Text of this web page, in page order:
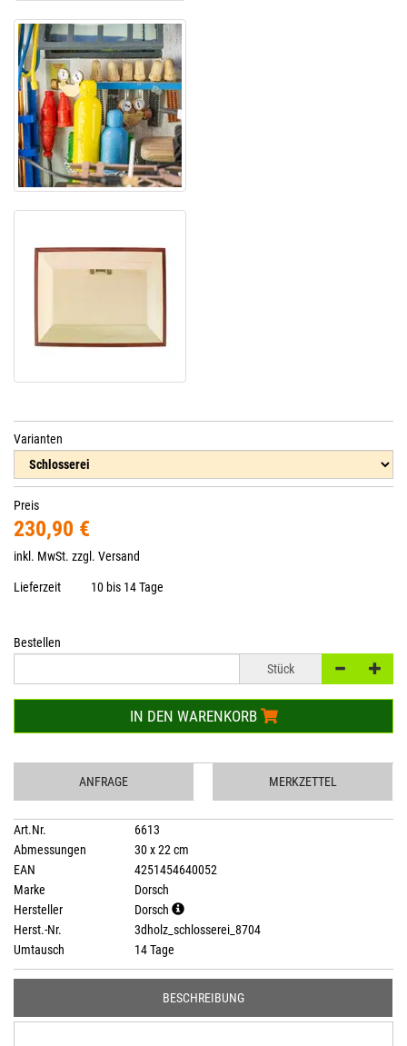
Varianten
Preis
230,90 €
inkl. MwSt. zzgl. Versand
Lieferzeit 10 bis 14 Tage
Bestellen
Stück
IN DEN WARENKORB
ANFRAGE MERKZETTEL
Art.Nr.
6613
Abmessungen
30 x 22 cm
EAN
4251454640052
Marke
Dorsch
Hersteller
Dorsch
Herst.-Nr.
3dholz_schlosserei_8704
Umtausch
14 Tage
BESCHREIBUNG